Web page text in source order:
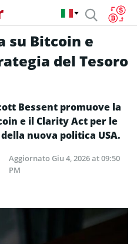
su Bitcoin e
del Tesoro
Bessent promuove la
e il Clarity Act per le
nuova politica USA.
AggiornatoGiu 4, 2026 at 09:50
PM